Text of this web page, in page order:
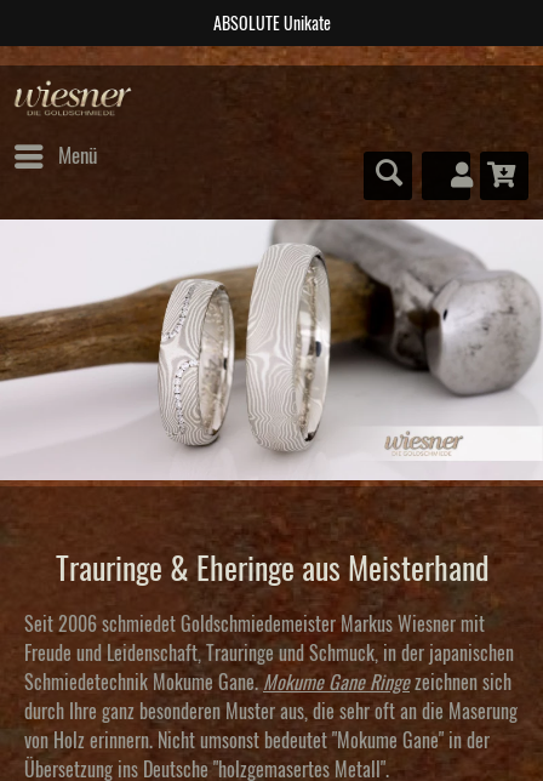
NAHTLOS geschmiedet
Menü
Trauringe & Eheringe aus Meisterhand
Seit 2006 schmiedet Goldschmiedemeister Markus Wiesner mit
Freude und Leidenschaft, Trauringe und Schmuck, in der japanischen
Schmiedetechnik Mokume Gane. Mokume Gane Ringezeichnen sich
durch Ihre ganz besonderen Muster aus, die sehr oft an die Maserung
von Holz erinnern. Nicht umsonst bedeutet "Mokume Gane" in der
Übersetzung ins Deutsche "holzgemasertes Metall".